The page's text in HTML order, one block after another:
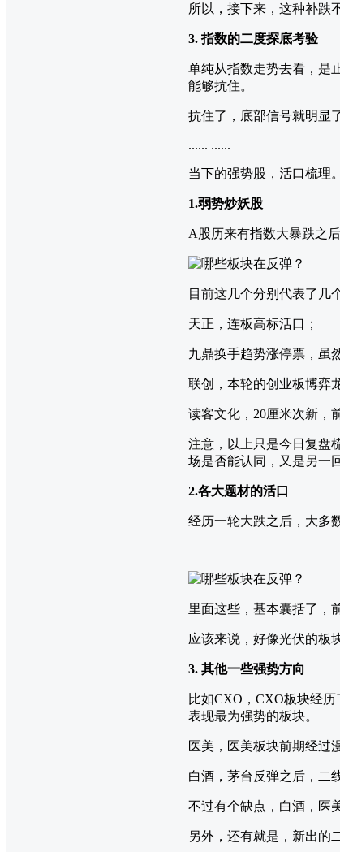
所以，接下来，这种补跌
3. 指数的二度探底考验
单纯从指数走势去看，是
能够抗住。
抗住了，底部信号就明显
...... ......
当下的强势股，活口梳理。
1.弱势炒妖股
A股历来有指数大暴跌之
目前这几个分别代表了几
天正，连板高标活口；
九鼎换手趋势涨停票，虽
联创，本轮的创业板博弈
读客文化，20厘米次新，
注意，以上只是今日复盘
场是否能认同，又是另一
2.各大题材的活口
经历一轮大跌之后，大多
里面这些，基本囊括了，
应该来说，好像光伏的板
3. 其他一些强势方向
比如CXO，CXO板块经
表现最为强势的板块。
医美，医美板块前期经过
白酒，茅台反弹之后，二
不过有个缺点，白酒，医
另外，还有就是，新出的